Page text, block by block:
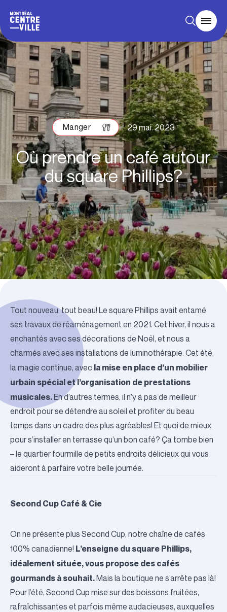
Manger 29 mai. 2023
Où prendre un café autour
du square Phillips?
Tout nouveau, tout beau! Le square Phillips avait entamé
ses travaux de réaménagement en 2021. Cet hiver, il nous a
enchantés avec ses décorations de Noël, et nous a
charmés avec ses installations de luminothérapie. Cet été,
la magie continue, avec la mise en place d’un mobilier
urbain spécial et l’organisation de prestations
musicales.En d’autres termes, il n’y a pas de meilleur
endroit pour se détendre au soleil et profiter du beau
temps dans un cadre des plus agréables! Et quoi de mieux
pour s’installer en terrasse qu’un bon café? Ça tombe bien
– le quartier fourmille de petits endroits délicieux qui vous
aideront à parfaire votre belle journée.
Second Cup Café & Cie
On ne présente plus Second Cup, notre chaîne de cafés
100% canadienne! L’enseigne du square Phillips,
idéalement située, vous propose des cafés
gourmands à souhait.Mais la boutique ne s’arrête pas là!
Pour l’été, Second Cup mise sur des boissons fruitées,
rafraîchissantes et parfois même audacieuses, auxquelles